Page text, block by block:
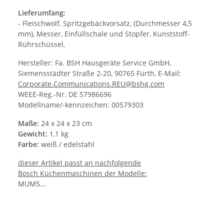
Lieferumfang:
- Fleischwolf, Spritzgebäckvorsatz, (Durchmesser 4,5
mm), Messer, Einfüllschale und Stopfer, Kunststoff-
Rührschüssel,
Hersteller: Fa. BSH Hausgeräte Service GmbH,
Siemensstädter Straße 2-20, 90765 Fürth, E-Mail:
Corporate.Communications.REU@bshg.com
WEEE-Reg.-Nr. DE 57986696
Modellname/-kennzeichen: 00579303
Maße: 24 x 24 x 23 cm
Gewicht: 1,1 kg
Farbe: weiß / edelstahl
dieser Artikel passt an nachfolgende
Bosch Küchenmaschinen der Modelle:
MUM5...